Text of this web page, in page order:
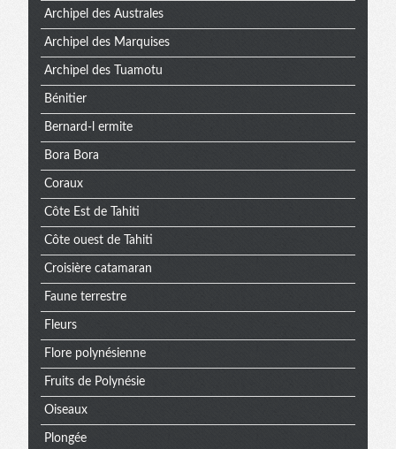
extra
Archipel des Australes
Archipel des Marquises
Archipel des Tuamotu
Bénitier
Bernard-l ermite
Bora Bora
Coraux
Côte Est de Tahiti
Côte ouest de Tahiti
Croisière catamaran
Faune terrestre
Fleurs
Flore polynésienne
Fruits de Polynésie
Oiseaux
Plongée